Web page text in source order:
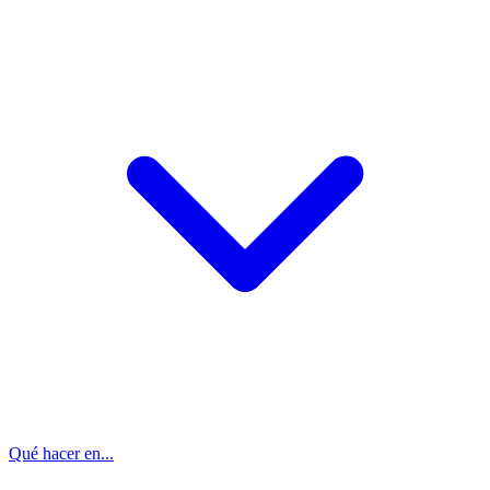
Qué hacer en...